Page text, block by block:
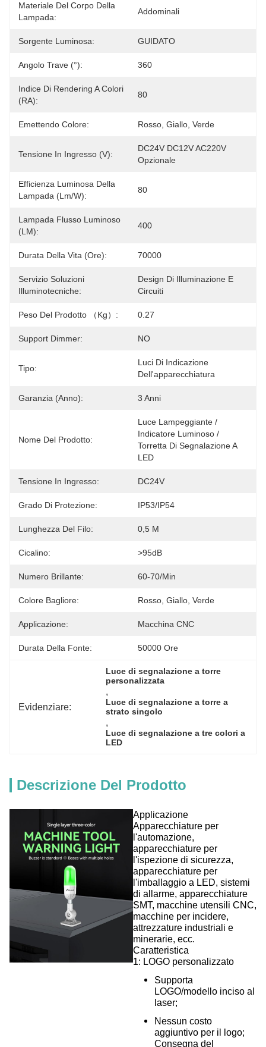
Materiale Del Corpo Della
Lampada:
Addominali
Sorgente Luminosa: GUIDATO
Angolo Trave (°): 360
Indice Di Rendering A Colori
(RA):
80
Emettendo Colore: Rosso, Giallo, Verde
Tensione In Ingresso (V):
DC24V DC12V AC220V
Opzionale
Efficienza Luminosa Della
Lampada (lm/w):
80
Lampada Flusso Luminoso
(LM):
400
Durata Della Vita (ore): 70000
Servizio Soluzioni
Illuminotecniche:
Design Di Illuminazione E
Circuiti
Peso Del Prodotto （kg）: 0.27
Support Dimmer: NO
Tipo:
Luci Di Indicazione
Dell'apparecchiatura
Garanzia (anno): 3 Anni
Nome Del Prodotto:
Luce Lampeggiante /
Indicatore Luminoso /
Torretta Di Segnalazione A
LED
Tensione In Ingresso: DC24V
Grado Di Protezione: IP53/IP54
Lunghezza Del Filo: 0,5 M
Cicalino: >95dB
Numero Brillante: 60-70/min
Colore Bagliore: Rosso, Giallo, Verde
Applicazione: Macchina CNC
Durata Della Fonte: 50000 Ore
Evidenziare:
Luce di segnalazione a torre
personalizzata
,
Luce di segnalazione a torre a
strato singolo
,
Luce di segnalazione a tre colori a
LED
Descrizione Del Prodotto
Applicazione
Apparecchiature per
l'automazione,
apparecchiature per
l'ispezione di sicurezza,
apparecchiature per
l'imballaggio a LED, sistemi
di allarme, apparecchiature
SMT, macchine utensili CNC,
macchine per incidere,
attrezzature industriali e
minerarie, ecc.
Caratteristica
1: LOGO personalizzato
Supporta
LOGO/modello inciso al
laser;
Nessun costo
aggiuntivo per il logo;
Consegna del